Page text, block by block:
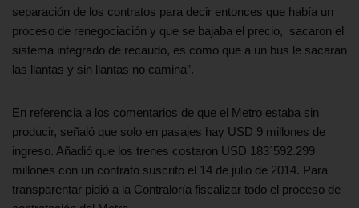
separación de los contratos para decir entonces que había un
proceso de renegociación y que se bajaba el precio, sacaron el
sistema integrado de recaudo, es como que a un bus le sacaran
las llantas y sin llantas no camina”.
En referencia a los comentarios de que el Metro estaba sin
producir, señaló que solo en pasajes hay USD 9 millones de
ingreso. Añadió que los trenes costaron USD 183´592.299
millones con un contrato suscrito el 14 de julio de 2014. Para
transparentar pidió a la Contraloría fiscalizar todo el proceso de